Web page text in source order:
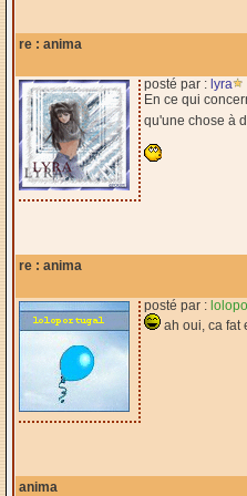
re : anima
posté par : lyra
En ce qui
qu'une chose à
re : anima
posté par :
ah oui, ca fat
anima